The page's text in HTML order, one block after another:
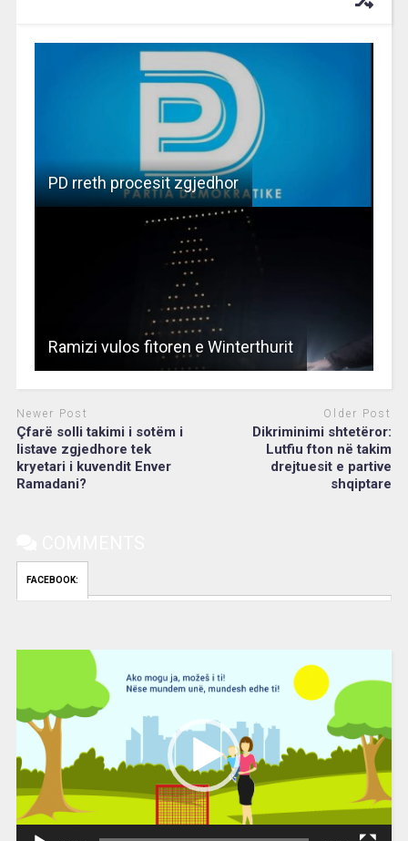
PD rreth procesit zgjedhor
Ramizi vulos fitoren e Winterthurit
Newer Post
Çfarë solli takimi i sotëm i
listave zgjedhore tek
kryetari i kuvendit Enver
Ramadani?
Older Post
Dikriminimi shtetëror:
Lutfiu fton në takim
drejtuesit e partive
shqiptare
FACEBOOK: